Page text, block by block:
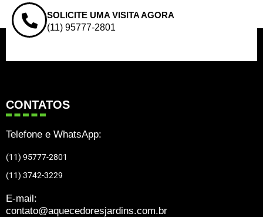
SOLICITE UMA VISITA AGORA
(11) 95777-2801
CONTATOS
Telefone e WhatsApp:
(11) 95777-2801
(11) 3742-3229
E-mail:
contato@aquecedoresjardins.com.br